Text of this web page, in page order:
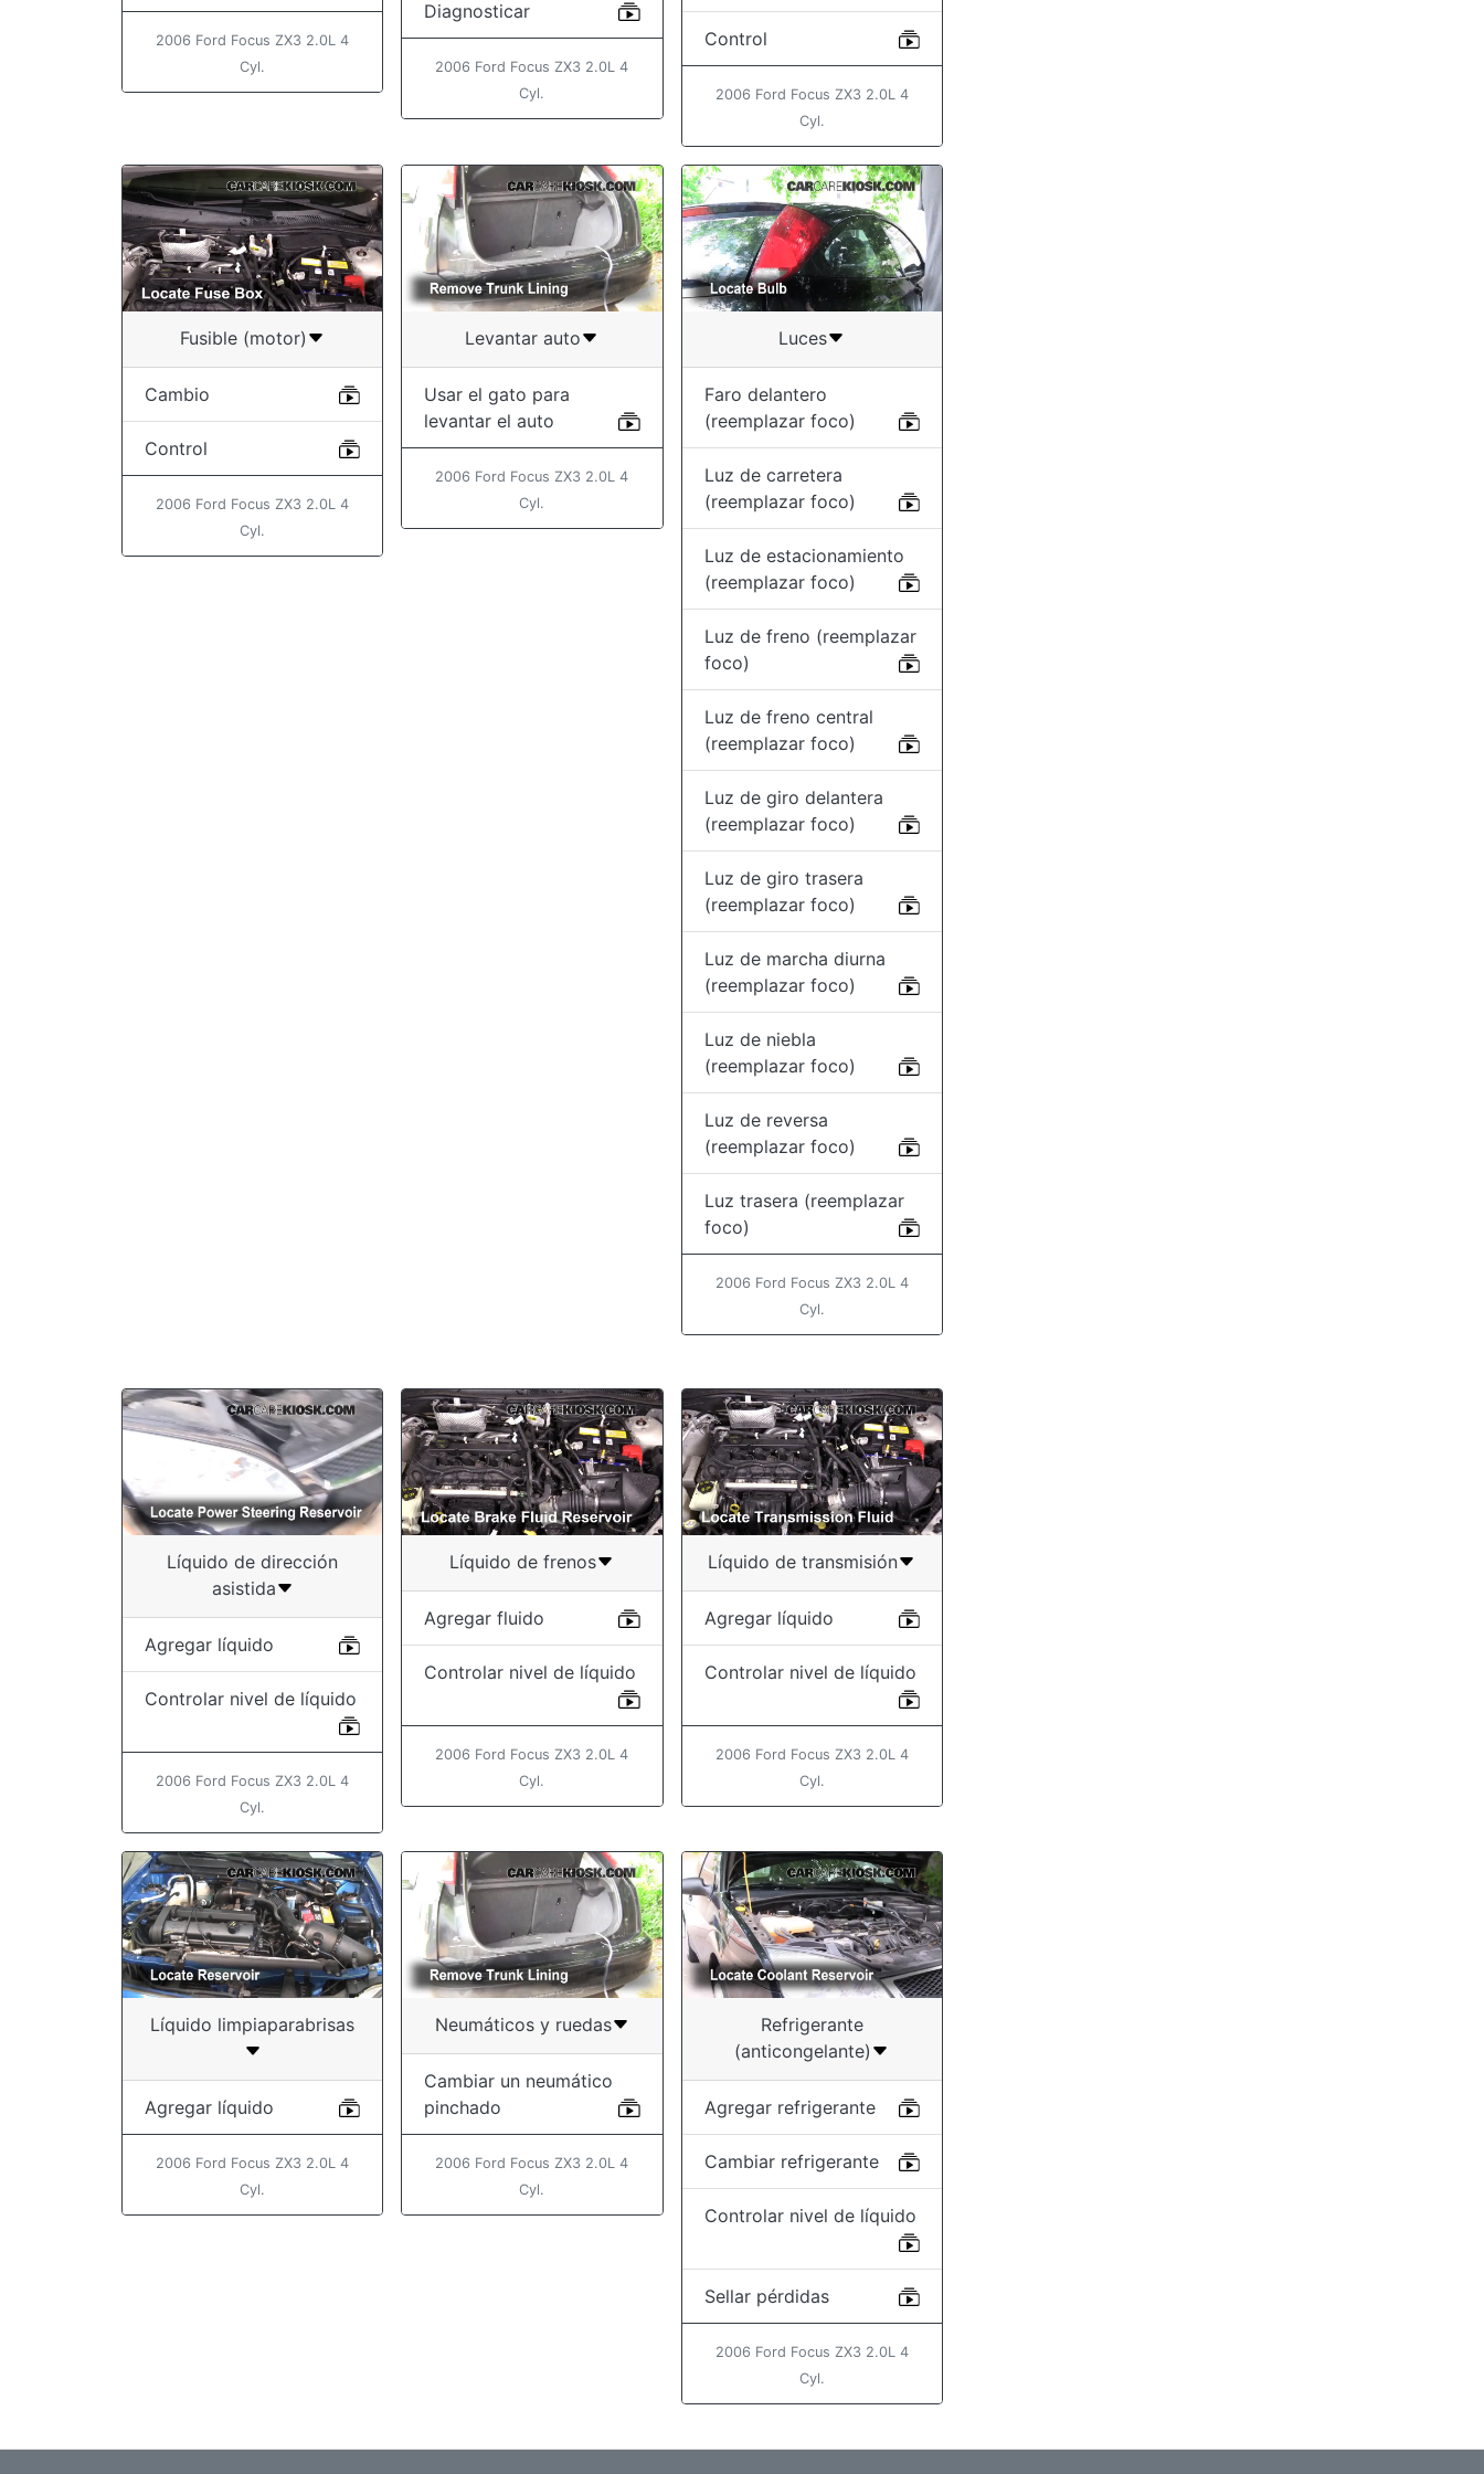
2006 Ford Focus ZX3 2.0L 4
Cyl.
Diagnosticar
2006 Ford Focus ZX3 2.0L 4
Cyl.
Control
2006 Ford Focus ZX3 2.0L 4
Cyl.
Fusible (motor)
Cambio
Control
2006 Ford Focus ZX3 2.0L 4
Cyl.
Levantar auto
Usar el gato para
levantar el auto
2006 Ford Focus ZX3 2.0L 4
Cyl.
Luces
Faro delantero
(reemplazar foco)
Luz de carretera
(reemplazar foco)
Luz de estacionamiento
(reemplazar foco)
Luz de freno (reemplazar
foco)
Luz de freno central
(reemplazar foco)
Luz de giro delantera
(reemplazar foco)
Luz de giro trasera
(reemplazar foco)
Luz de marcha diurna
(reemplazar foco)
Luz de niebla
(reemplazar foco)
Luz de reversa
(reemplazar foco)
Luz trasera (reemplazar
foco)
2006 Ford Focus ZX3 2.0L 4
Cyl.
Líquido de dirección
asistida
Agregar líquido
Controlar nivel de líquido
2006 Ford Focus ZX3 2.0L 4
Cyl.
Líquido de frenos
Agregar fluido
Controlar nivel de líquido
2006 Ford Focus ZX3 2.0L 4
Cyl.
Líquido de transmisión
Agregar líquido
Controlar nivel de líquido
2006 Ford Focus ZX3 2.0L 4
Cyl.
Líquido limpiaparabrisas
Agregar líquido
2006 Ford Focus ZX3 2.0L 4
Cyl.
Neumáticos y ruedas
Cambiar un neumático
pinchado
2006 Ford Focus ZX3 2.0L 4
Cyl.
Refrigerante
(anticongelante)
Agregar refrigerante
Cambiar refrigerante
Controlar nivel de líquido
Sellar pérdidas
2006 Ford Focus ZX3 2.0L 4
Cyl.